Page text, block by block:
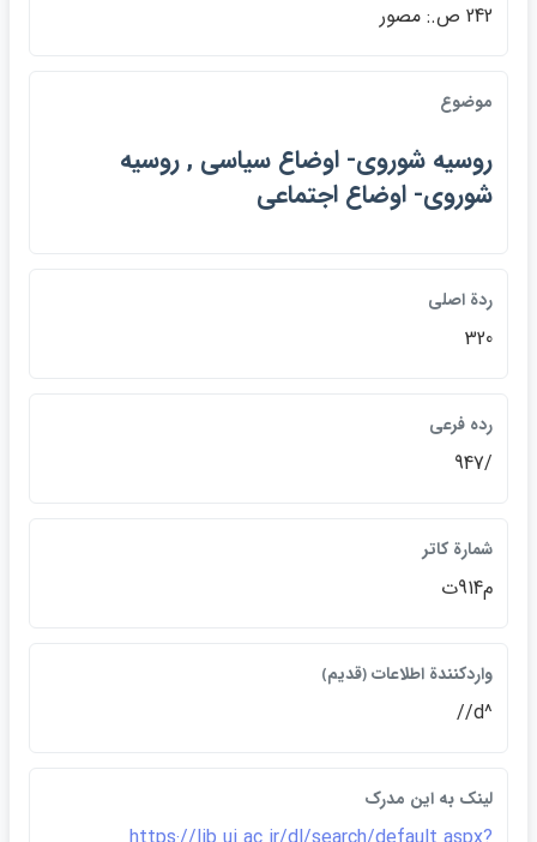
242 ص.: مصور
موضوع
روسيه شوروي- اوضاع سياسي , روسيه
شوروي- اوضاع اجتماعي
ردة اصلي
320
رده فرعي
/947
شمارة كاتر
م914ت
واردكنندة اطلاعات ﴿قديم﴾
^d//
لينک به اين مدرک